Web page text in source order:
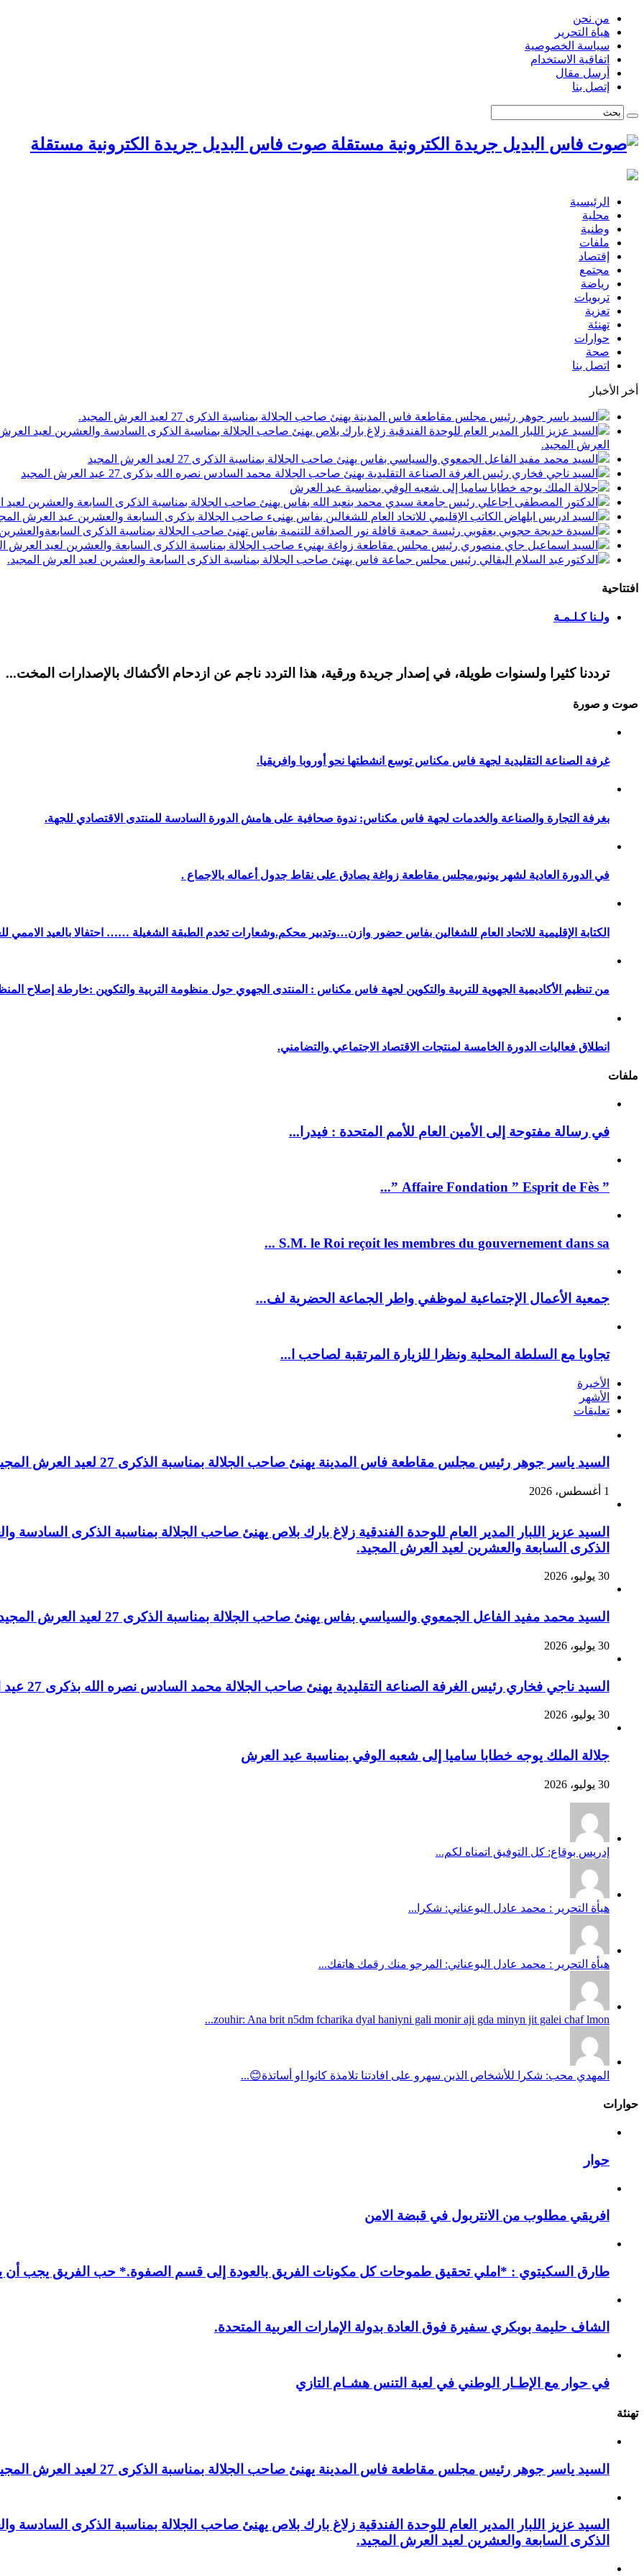
من نحن
هيأة التحرير
سياسة الخصوصية
اتفاقية الاستخدام
أرسل مقال
إتصل بنا
صوت فاس البديل جريدة الكترونية مستقلة
الرئيسية
محلية
وطنية
ملفات
إقتصاد
مجتمع
رياضة
تربويات
تعزية
تهنئة
حوارات
صحة
اتصل بنا
أخر الأخبار
السيد ياسر جوهر رئيس مجلس مقاطعة فاس المدينة يهنئ صاحب الجلالة بمناسبة الذكرى 27 لعيد العرش المجيد.
السيد عزيز اللبار المدير العام للوحدة الفندقية زلاغ بارك بلاص يهنئ صاحب الجلالة بمناسبة الذكرى السادسة والعشرين لعيد
العرش المجيد.
السيد محمد مفيد الفاعل الجمعوي والسياسي بفاس يهنئ صاحب الجلالة بمناسبة الذكرى 27 لعيد العرش المجيد
السيد ناجي فخاري رئيس الغرفة الصناعة التقليدية يهنئ صاحب الجلالة محمد السادس نصره الله بذكرى 27 عيد العرش المجيد
جلالة الملك يوجه خطابا ساميا إلى شعبه الوفي بمناسبة عيد العرش
الدكتور المصطفى اجاعلي رئيس جامعة سيدي محمد بنعبد الله بفاس يهنئ صاحب الجلالة بمناسبة الذكرى السابعة والعشرين لعيد
السيد ادريس ابلهاض الكاتب الإقليمي للاتحاد العام للشغالين بفاس يهنىء صاحب الجلالة بذكرى السابعة والعشرين عيد العرش
السيدة خديجة حجوبي يعقوبي رئيسة جمعية قافلة نور الصداقة للتنمية بفاس تهنئ صاحب الجلالة بمناسبة الذكرى
السيد اسماعيل جاي منصوري رئيس مجلس مقاطعة زواغة يهنيء صاحب الجلالة بمناسبة الذكرى السابعة والعشرين لعيد العرش
الدكتورعبد السلام البقالي رئيس مجلس جماعة فاس يهنئ صاحب الجلالة بمناسبة الذكرى السابعة والعشرين لعيد العرش المجيد.
افتتاحية
ولـنا كـلـمـة
ترددنا كثيرا ولسنوات طويلة، في إصدار جريدة ورقية، هذا التردد ناجم عن ازدحام الأكشاك بالإصدارات المخت...
صوت و صورة
غرفة الصناعة التقليدية لجهة فاس مكناس توسع انشطتها نحو أوروبا وافريقيا.
بغرفة التجارة والصناعة والخدمات لجهة فاس مكناس: ندوة صحافية على هامش الدورة السادسة للمنتدى الاقتصادي للجهة.
في الدورة العادية لشهر يونيو،مجلس مقاطعة زواغة يصادق على نقاط جدول أعماله بالاجماع .
الكتابة الإقليمية للاتحاد العام للشغالين بفاس حضور وازن…وتدبير محكم.وشعارات تخدم الطبقة الشغيلة …… احتفالا بالعيد الاممي
من تنظيم الأكاديمية الجهوية للتربية والتكوين لجهة فاس مكناس : المنتدى الجهوي حول منظومة التربية والتكوين :خارطة إصلاح
انطلاق فعاليات الدورة الخامسة لمنتجات الاقتصاد الاجتماعي والتضامني.
ملفات
في رسالة مفتوحة إلى الأمين العام للأمم المتحدة : فيدرا...
” Affaire Fondation ” Esprit de Fès ”...
S.M. le Roi reçoit les membres du gouvernement dans sa ...
جمعية الأعمال الإجتماعية لموظفي واطر الجماعة الحضرية لف...
تجاوبا مع السلطة المحلية ونظرا للزيارة المرتقبة لصاحب ا...
الأخيرة
الأشهر
تعليقات
السيد ياسر جوهر رئيس مجلس مقاطعة فاس المدينة يهنئ صاحب الجلالة بمناسبة الذكرى 27 لعيد العرش المجيد.
1 أغسطس، 2026
السيد عزيز اللبار المدير العام للوحدة الفندقية زلاغ بارك بلاص يهنئ صاحب الجلالة بمناسبة الذكرى
الذكرى السابعة والعشرين لعيد العرش المجيد.
30 يوليو، 2026
السيد محمد مفيد الفاعل الجمعوي والسياسي بفاس يهنئ صاحب الجلالة بمناسبة الذكرى 27 لعيد العرش المجيد
30 يوليو، 2026
السيد ناجي فخاري رئيس الغرفة الصناعة التقليدية يهنئ صاحب الجلالة محمد السادس نصره الله بذكرى 27 عيد العرش المجيد
30 يوليو، 2026
جلالة الملك يوجه خطابا ساميا إلى شعبه الوفي بمناسبة عيد العرش
30 يوليو، 2026
إدريس بوقاع: كل التوفيق اتمناه لكم...
هيأة التحرير : محمد عادل البوعناني: شكرا...
هيأة التحرير : محمد عادل البوعناني: المرجو منك رقمك هاتفك...
zouhir: Ana brit n5dm fcharika dyal haniyni gali monir aji gda minyn jit galei chaf lmon...
المهدي محب: شكرا للأشخاص الذين سهرو على افادتنا تلامذة كانوا او أساتذة😊...
حوارات
حوار
افريقي مطلوب من الانتربول في قبضة الامن
طارق السكيتوي : *املي تحقيق طموحات كل مكونات الفريق بالعودة إلى قسم الصفوة.* حب الفريق يجب أن
الشاف حليمة بوبكري سفيرة فوق العادة بدولة الإمارات العربية المتحدة.
في حوار مع الإطـار الوطني في لعبة التنس هشـام التازي
تهنئة
السيد ياسر جوهر رئيس مجلس مقاطعة فاس المدينة يهنئ صاحب الجلالة بمناسبة الذكرى 27 لعيد العرش المجيد.
السيد عزيز اللبار المدير العام للوحدة الفندقية زلاغ بارك بلاص يهنئ صاحب الجلالة بمناسبة الذكرى
الذكرى السابعة والعشرين لعيد العرش المجيد.